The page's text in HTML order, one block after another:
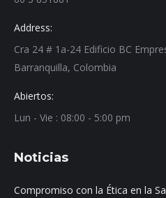
Address:
Cra 24 # 1a-24 Edificio BC
Barranquilla, Colombia
Abiertos:
Lun - Vie : 08:00 - 5:00 pm
Noticias
Compromiso con la Ética en la